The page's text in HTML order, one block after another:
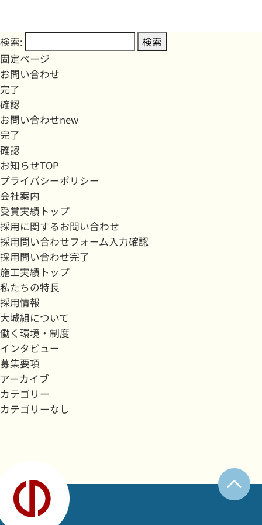
検索:
固定ページ
お問い合わせ
完了
確認
お問い合わせnew
完了
確認
お知らせTOP
プライバシーポリシー
会社案内
受賞実績トップ
採用に関するお問い合わせ
採用問い合わせフォーム入力確認
採用問い合わせ完了
施工実績トップ
私たちの特長
採用情報
大城組について
働く環境・制度
インタビュー
募集要項
アーカイブ
カテゴリー
カテゴリーなし